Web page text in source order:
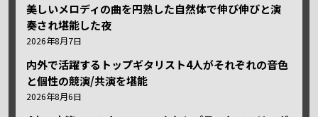
美しいメロディの曲を円熟した自然体で伸び伸びと演
奏され堪能した夜
2026年8月7日
内外で活躍するトップギタリスト4人がそれぞれの音色
と個性の競演/共演を堪能
2026年8月6日